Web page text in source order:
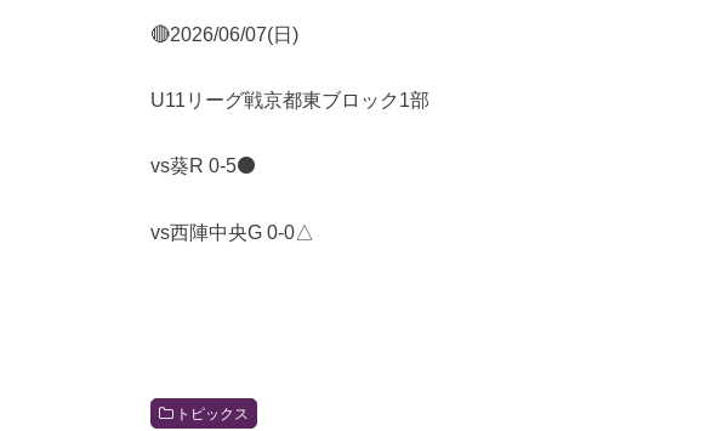
🔴2026/06/07(日)
U11リーグ戦京都東ブロック1部
vs葵R 0-5⚫️
vs西陣中央G 0-0△
トピックス